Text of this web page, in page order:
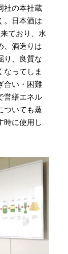
社の本社蔵
。日本酒は
ており、水
、酒造りは
り、良質な
なってしま
合い・困難
営繕エネル
ついても蒸
時に使用し